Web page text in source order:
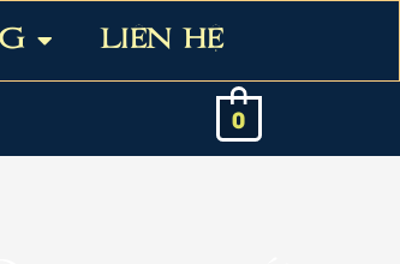
LIÊN HỆ
0